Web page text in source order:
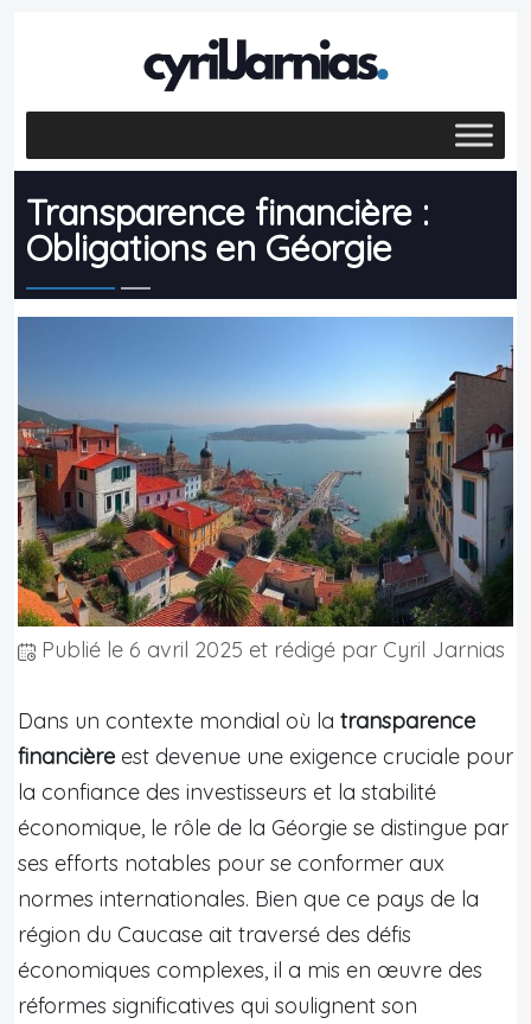
Transparence financière :
Obligations en Géorgie
Publié le 6 avril 2025 et rédigé par Cyril Jarnias
Dans un contexte mondial où la transparence
financière est devenue une exigence cruciale pour
la confiance des investisseurs et la stabilité
économique, le rôle de la Géorgie se distingue par
ses efforts notables pour se conformer aux
normes internationales. Bien que ce pays de la
région du Caucase ait traversé des défis
économiques complexes, il a mis en œuvre des
réformes significatives qui soulignent son